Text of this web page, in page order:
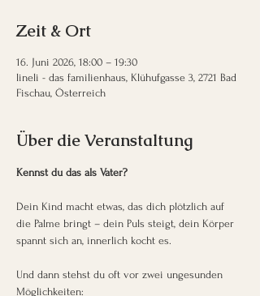
Zeit & Ort
16. Juni 2026, 18:00 – 19:30
lineli - das familienhaus, Klühufgasse 3, 2721 Bad
Fischau, Österreich
Über die Veranstaltung
Kennst du das als Vater?
Dein Kind macht etwas, das dich plötzlich auf
die Palme bringt – dein Puls steigt, dein Körper
spannt sich an, innerlich kocht es.
Und dann stehst du oft vor zwei ungesunden
Möglichkeiten: